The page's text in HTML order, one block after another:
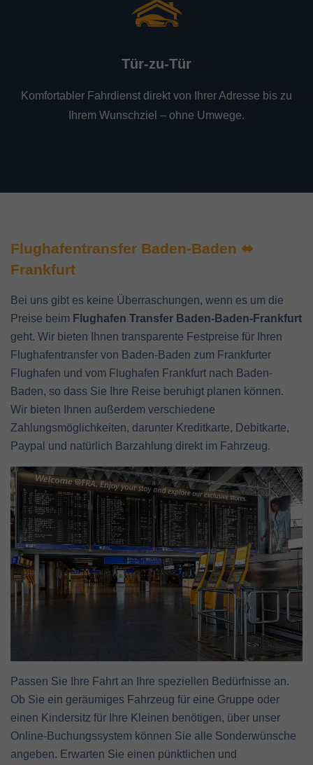
Tür-zu-Tür
Komfortabler Fahrdienst direkt von Ihrer Adresse bis zu
Ihrem Wunschziel – ohne Umwege.
Flughafentransfer Baden-Baden ⬌
Frankfurt
Bei uns gibt es keine Überraschungen, wenn es um die
Preise beim Flughafen Transfer Baden-Baden-Frankfurt
geht. Wir bieten Ihnen transparente Festpreise für Ihren
Flughafentransfer von Baden-Baden zum Frankfurter
Flughafen und vom Flughafen Frankfurt nach Baden-
Baden, so dass Sie Ihre Reise beruhigt planen können.
Wir bieten Ihnen außerdem verschiedene
Zahlungsmöglichkeiten, darunter Kreditkarte, Debitkarte,
Paypal und natürlich Barzahlung direkt im Fahrzeug.
Passen Sie Ihre Fahrt an Ihre speziellen Bedürfnisse an.
Ob Sie ein geräumiges Fahrzeug für eine Gruppe oder
einen Kindersitz für Ihre Kleinen benötigen, über unser
Online-Buchungssystem können Sie alle Sonderwünsche
angeben. Erwarten Sie einen pünktlichen und